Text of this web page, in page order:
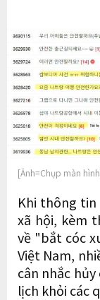
[Ảnh=Chụp màn
Khi thông
xã hội, kèm
về "bắt cóc
Việt Nam,
cân nhắc
lịch khỏi các